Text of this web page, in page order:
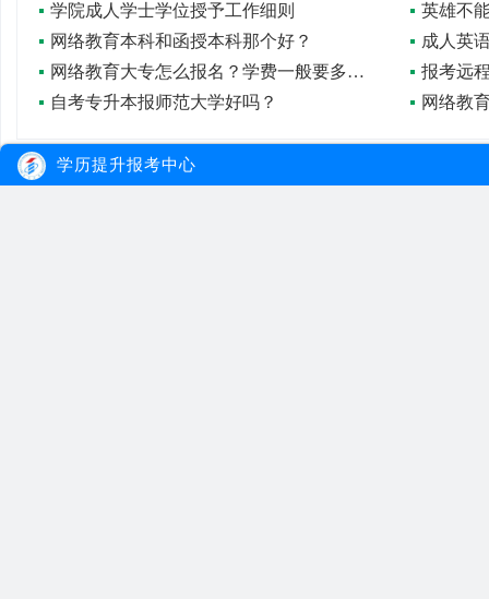
学院成人学士学位授予工作细则
网络教育本科和函授本科那个好？
网络教育大专怎么报名？学费一般要多少钱？
自考专升本报师范大学好吗？
网络教
学历提升报考中心